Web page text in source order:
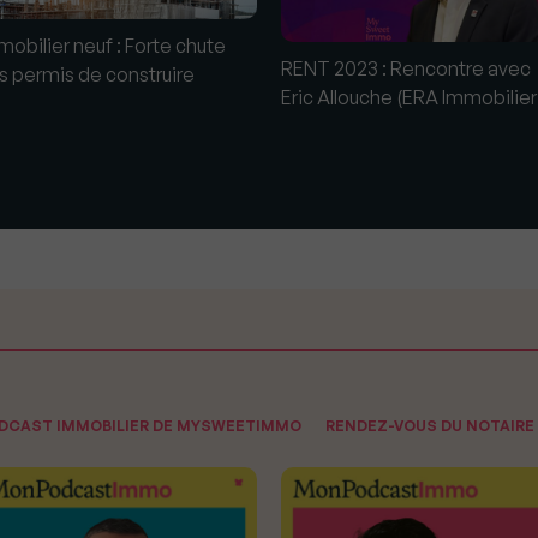
neuf : Forte chute
permis de construire
RENT 2023 : Rencontre avec
Eric Allouche (ERA
IMMOBILIER DE MYSWEETIMMO RENDEZ-VOUS DU NOTAIRE